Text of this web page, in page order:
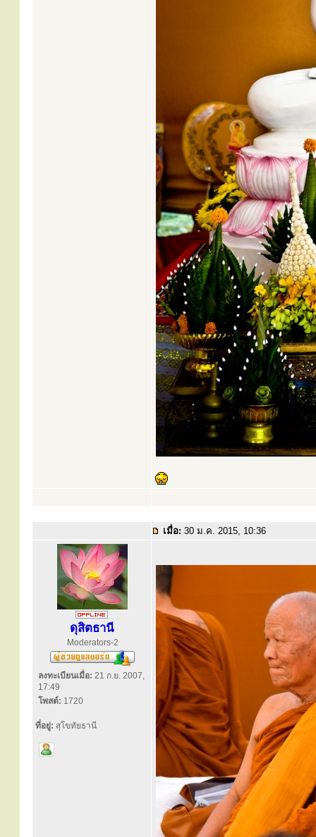
เมื่อ: 30 ม.ค. 2015, 10:36
ดุสิตธานี
Moderators-2
ลงทะเบียนเมื่อ: 21 ก.ย. 2007,
17:49
โพสต์: 1720
ที่อยู่: สุโขทัยธานี